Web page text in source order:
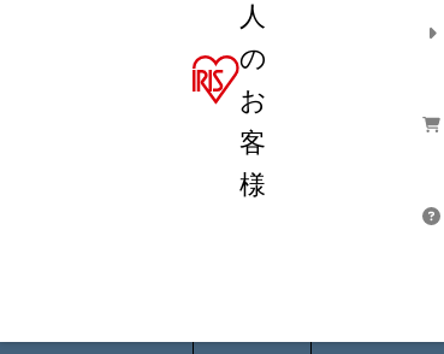
人
の
お
客
様